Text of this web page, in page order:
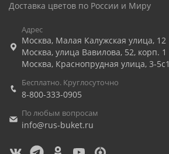
Доставка цветов по России и Миру
Адрес
Москва, Малая Калужская улица, 12
Москва, улица Вавилова, 52, корп. 1
Москва, Краснопрудная улица, 3-5с1
Бесплатно. Круглосуточно
8-800-333-0905
По любым вопросам
info@rus-buket.ru